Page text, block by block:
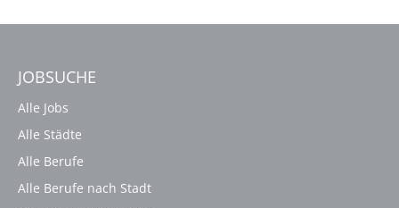
JOBSUCHE
Alle Jobs
Alle Städte
Alle Berufe
Alle Berufe nach Stadt